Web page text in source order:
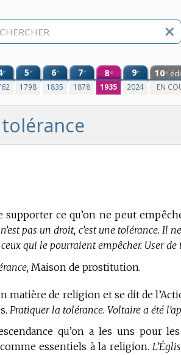
e 5e
1798
6e
1835
7e
1878
8e
1935
9e
2024
10e
EN
tolérance
supporter ce qu’on ne peut
pas un droit, c’est une tolérance. Il
qui le pourraient empêcher. User de
Maison de prostitution.
matière de religion et se dit de
Pratiquer la tolérance. Voltaire a été
qu’on a les uns pour
essentiels à la religion.